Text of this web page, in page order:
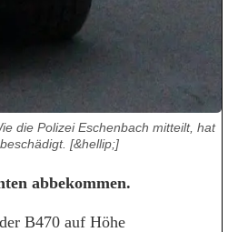
die Polizei Eschenbach mitteilt, hat
[&hellip;]
abbekommen.
B470 auf Höhe